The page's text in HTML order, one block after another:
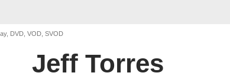
DVD, VOD, SVOD
Jeff Torres